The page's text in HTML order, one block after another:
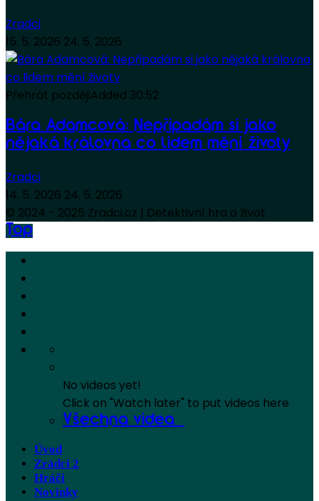
Zradci
15. 5. 2026 24. 5. 2026
Přehrát pozdějiAdded 30:52
Bára Adamcová: Nepřipadám si jako
nějaká královna co lidem mění životy
Zradci
14. 5. 2026 24. 5. 2026
© 2024 - 2025 Zradci.cz | Detektivní hra o život
Top
No videos yet!
Click on "Watch later" to put videos here
Všechna videa
Úvod
Zrádci 2
Hráči
Novinky